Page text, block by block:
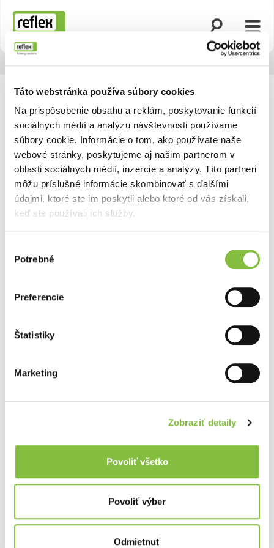
Táto webstránka používa súbory cookies
Na prispôsobenie obsahu a reklám, poskytovanie funkcií
sociálnych médií a analýzu návštevnosti používame
súbory cookie. Informácie o tom, ako používate naše
webové stránky, poskytujeme aj našim partnerom v
oblasti sociálnych médií, inzercie a analýzy. Títo partneri
môžu príslušné informácie skombinovať s ďalšími
údajmi, ktoré ste im poskytli alebo ktoré od vás získali,
keď ste používali ich služby.
súhlasu
Potrebné
Preferencie
Štatistiky
Marketing
Zobraziť detaily
Povoliť všetko
Povoliť výber
Odmietnuť
Domovská stránka
Otvoriť